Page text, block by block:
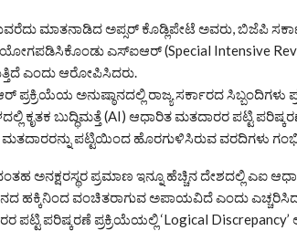
ಮಾತನಾಡಿದ ಅಪ್ಸರ್ ಕೊಡ್ಲಿಪೇಟೆ ಅವರು, ಬಿಜೆಪಿ
ಎಸ್‌ಐಆರ್ (Special Intensive
ಎಂದು ಆರೋಪಿಸಿದರು.
ಪ್ರಕ್ರಿಯೆಯ ಅನುಷ್ಠಾನದಲ್ಲಿ ರಾಜ್ಯ ಸರ್ಕಾರದ ಸಿಬ್ಬಂದಿಗಳು
ಕೃತಕ ಬುದ್ಧಿಮತ್ತೆ (AI) ಆಧಾರಿತ ಮತದಾರರ ಪಟ್ಟಿ
ಮತದಾರರನ್ನು ಪಟ್ಟಿಯಿಂದ ಹೊರಗುಳಿಸಿರುವ ವರದಿಗಳು
ಅನಕ್ಷರಸ್ಥರ ಪ್ರಮಾಣ ಇನ್ನೂ ಹೆಚ್ಚಿನ ದೇಶದಲ್ಲಿ ಎಐ
ಹಕ್ಕಿನಿಂದ ವಂಚಿತರಾಗುವ ಅಪಾಯವಿದೆ ಎಂದು
ಪಟ್ಟಿ ಪರಿಷ್ಕರಣೆ ಪ್ರಕ್ರಿಯೆಯಲ್ಲಿ ‘Logical